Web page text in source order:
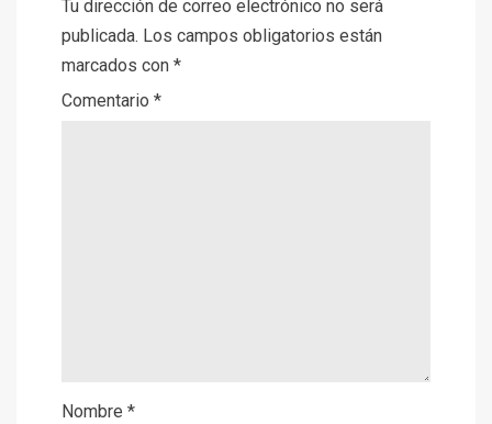
Tu dirección de correo electrónico no será
publicada. Los campos obligatorios están
marcados con *
Comentario *
Nombre *